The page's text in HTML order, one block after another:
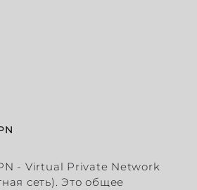
- Virtual Private Network
сеть). Это общее